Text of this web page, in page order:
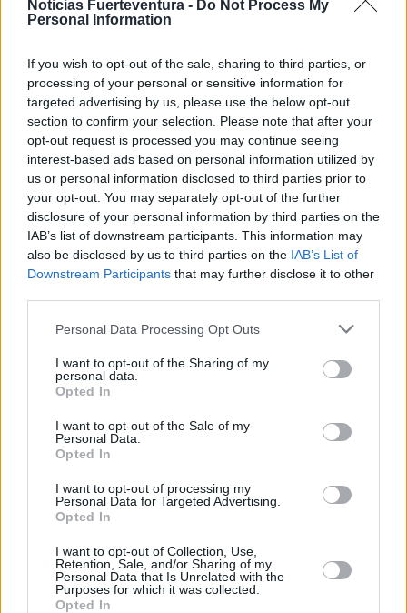
Noticias Fuerteventura - Do Not Process My
Personal Information
If you wish to opt-out of the sale, sharing to third parties, or
processing of your personal or sensitive information for
targeted advertising by us, please use the below opt-out
section to confirm your selection. Please note that after your
opt-out request is processed you may continue seeing
interest-based ads based on personal information utilized by
us or personal information disclosed to third parties prior to
your opt-out. You may separately opt-out of the further
disclosure of your personal information by third parties on the
IAB’s list of downstream participants. This information may
also be disclosed by us to third parties on the IAB’s List of
Downstream Participants that may further disclose it to other
Personal Data Processing Opt Outs
I want to opt-out of the Sharing of my
personal data.
Opted In
I want to opt-out of the Sale of my
Personal Data.
Opted In
I want to opt-out of processing my
Personal Data for Targeted Advertising.
Opted In
I want to opt-out of Collection, Use,
Retention, Sale, and/or Sharing of my
Personal Data that Is Unrelated with the
Purposes for which it was collected.
Opted In
por música todos los estilos “sin excepciones” y que,
a día de hoy, con las medidas de seguridad del
Gobierno de Canarias, se mantengan los programas
festivos. También insisten en que la cultura es
segura, y que “no hay brotes de contagio conocidos
en los festivales” han insistido los representantes
del sector. Además, proponen que se sigan creando
y manteniendo espacios para el desarrollo de su
actividad.
organizar, exponer ideas, proyectos y colaborar en
todas las actividades relacionadas con el sector” ha
detallado Estévez.
Por último, la asociación también ha subrayado
que los músicos necesitan unos medios mínimos
para actuar y piden que se regularicen los horarios
de las verbenas para las orquestas poder trabajar
de forma profesional.
Comentarios (0)